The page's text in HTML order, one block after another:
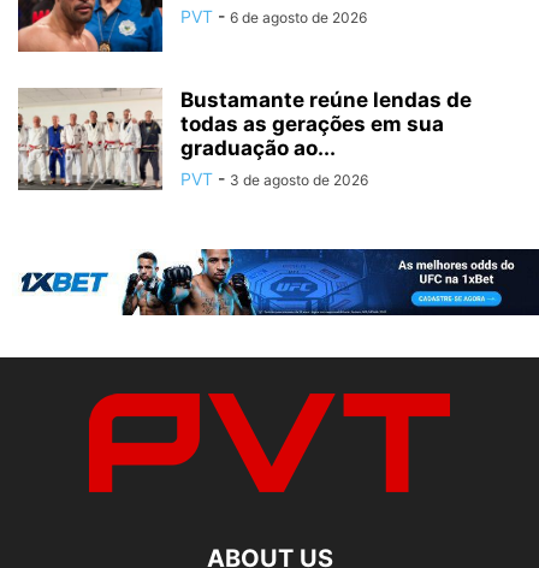
PVT - 6 de agosto de 2026
Bustamante reúne lendas de
todas as gerações em sua
graduação ao...
PVT - 3 de agosto de 2026
ABOUT US